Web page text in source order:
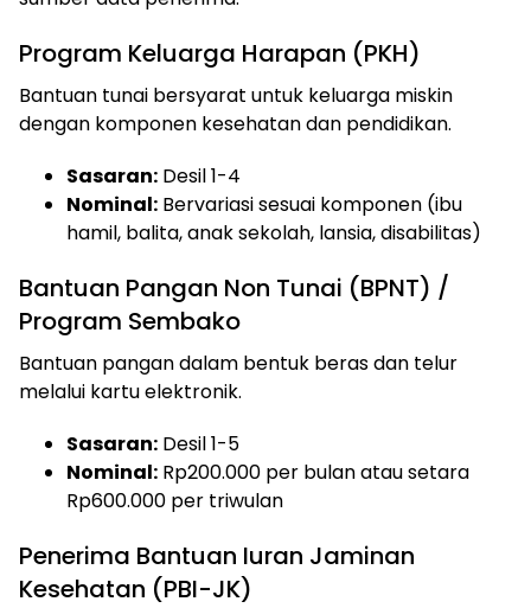
Program Keluarga Harapan (PKH)
Bantuan tunai bersyarat untuk keluarga miskin
dengan komponen kesehatan dan pendidikan.
Sasaran: Desil 1-4
Nominal: Bervariasi sesuai komponen (ibu
hamil, balita, anak sekolah, lansia, disabilitas)
Bantuan Pangan Non Tunai (BPNT) /
Program Sembako
Bantuan pangan dalam bentuk beras dan telur
melalui kartu elektronik.
Sasaran: Desil 1-5
Nominal: Rp200.000 per bulan atau setara
Rp600.000 per triwulan
Penerima Bantuan Iuran Jaminan
Kesehatan (PBI-JK)